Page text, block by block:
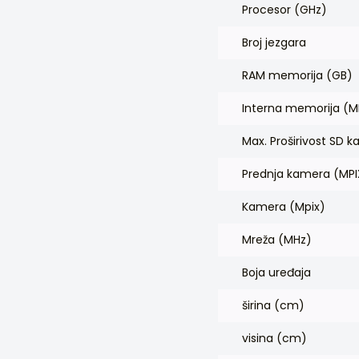
Procesor (GHz)
Broj jezgara
RAM memorija (GB)
Interna memorija
Max. Proširivost SD
Prednja kamera
Kamera (Mpix)
Mreža (MHz)
Boja uređaja
širina (cm)
visina (cm)